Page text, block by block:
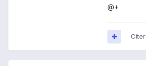
@+
Citer